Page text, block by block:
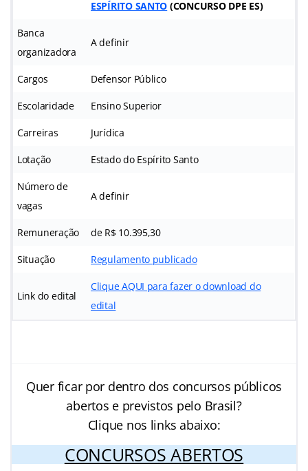
ESPÍRITO SANTO (CONCURSO DPE ES)
Banca
organizadora
A definir
Cargos Defensor Público
Escolaridade Ensino Superior
Carreiras Jurídica
Lotação Estado do Espírito Santo
Número de
vagas
A definir
Remuneração de R$ 10.395,30
Situação Regulamento publicado
Link do edital
Clique AQUI para fazer o download do
edital
Quer ficar por dentro dos concursos públicos
abertos e previstos pelo Brasil?
Clique nos links abaixo:
CONCURSOS ABERTOS